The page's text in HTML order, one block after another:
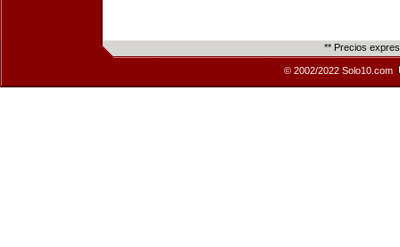
** Precios
© 2002/2022 Solo10.com